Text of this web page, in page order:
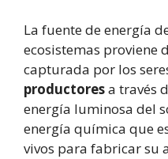
La fuente de energía
ecosistemas proviene
capturada por los
productoresa través
energía luminosa del
energía química que
vivos para fabricar su